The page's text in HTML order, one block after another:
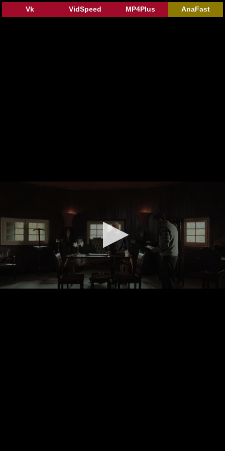
AnaFast
MP4Plus
VidSpeed
Vk